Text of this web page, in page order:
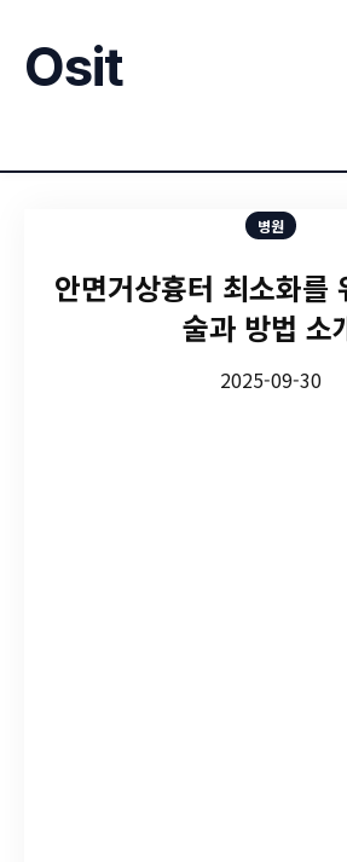
Osit
병원
안면거상흉터 최소화를
술과 방법 소
2025-09-30